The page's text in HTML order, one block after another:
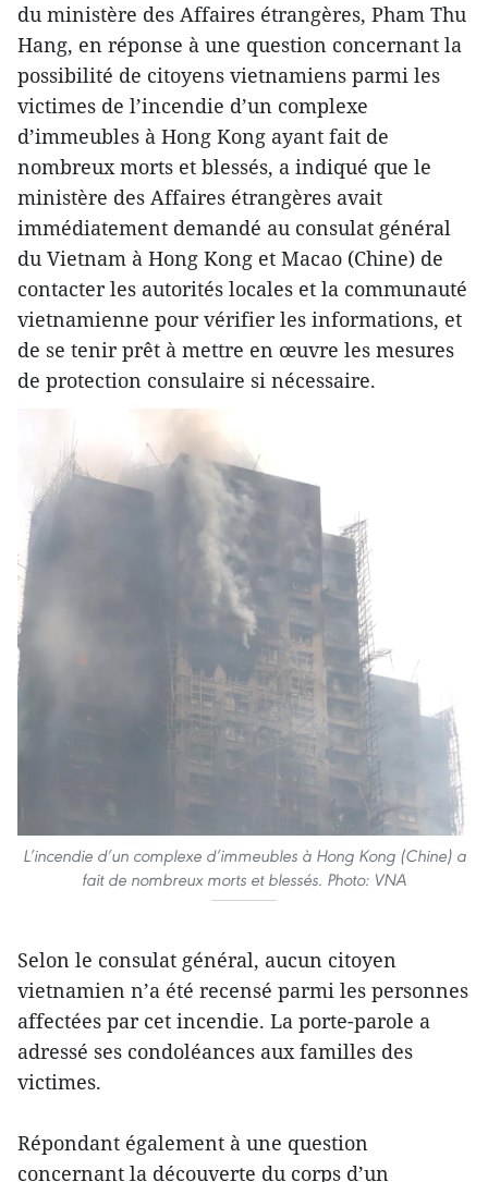
du ministère des Affaires étrangères, Pham Thu
Hang, en réponse à une question concernant la
possibilité de citoyens vietnamiens parmi les
victimes de l’incendie d’un complexe
d’immeubles à Hong Kong ayant fait de
nombreux morts et blessés, a indiqué que le
ministère des Affaires étrangères avait
immédiatement demandé au consulat général
du Vietnam à Hong Kong et Macao (Chine) de
contacter les autorités locales et la communauté
vietnamienne pour vérifier les informations, et
de se tenir prêt à mettre en œuvre les mesures
de protection consulaire si nécessaire.
L’incendie d’un complexe d’immeubles à Hong Kong (Chine) a
fait de nombreux morts et blessés. Photo: VNA
Selon le consulat général, aucun citoyen
vietnamien n’a été recensé parmi les personnes
affectées par cet incendie. La porte-parole a
adressé ses condoléances aux familles des
victimes.
Répondant également à une question
concernant la découverte du corps d’un